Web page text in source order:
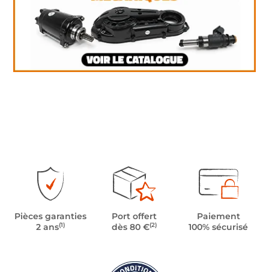
Pièces garanties
2 ans(1)
Port offert
dès 80 €(2)
Paiement
100% sécurisé